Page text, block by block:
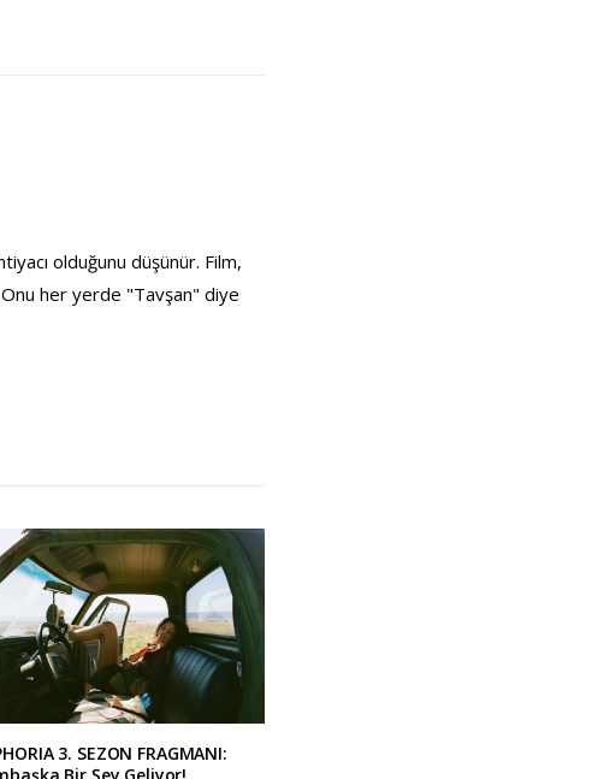
olduğunu düşünür. Film,
her yerde "Tavşan" diye
3. SEZON FRAGMANI: